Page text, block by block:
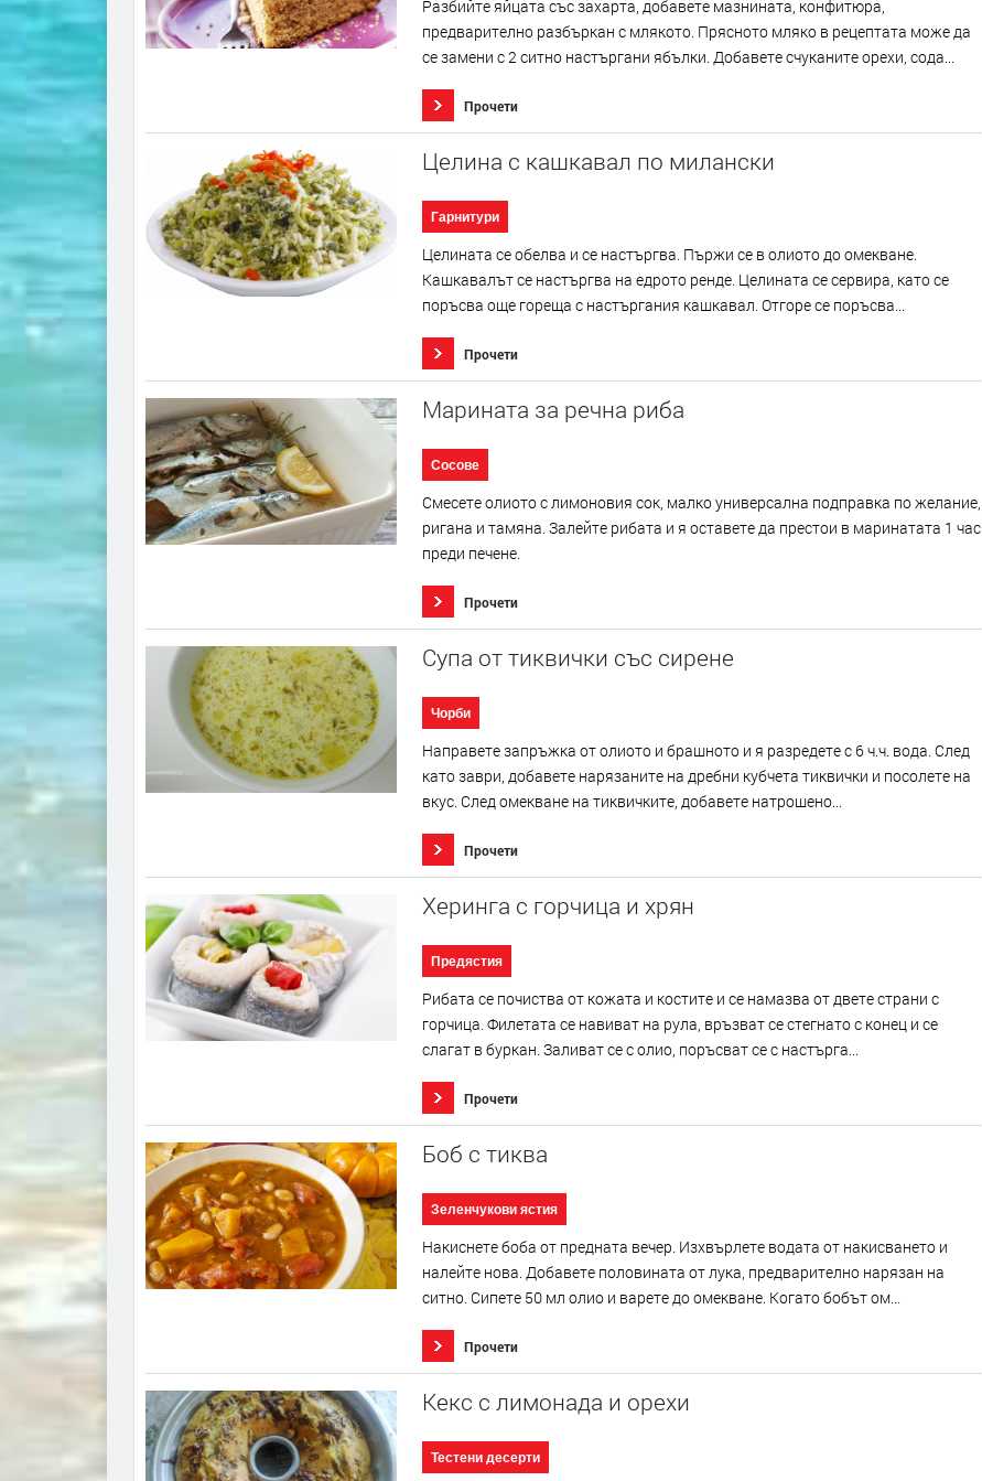
Разбийте яйцата със захарта, добавете мазнината, конфитюра,
предварително разбъркан с млякото. Прясното мляко в рецептата може да
се замени с 2 ситно настъргани ябълки. Добавете счуканите орехи, сода...
Прочети
Целина с кашкавал по милански
Гарнитури
Целината се обелва и се настъргва. Пържи се в олиото до омекване.
Кашкавалът се настъргва на едрото ренде. Целината се сервира, като се
поръсва още гореща с настъргания кашкавал. Отгоре се поръсва...
Прочети
Марината за речна риба
Сосове
Смесете олиото с лимоновия сок, малко универсална подправка по желание,
ригана и тамяна. Залейте рибата и я оставете да престои в маринатата 1 час
преди печене.
Прочети
Супа от тиквички със сирене
Чорби
Направете запръжка от олиото и брашното и я разредете с 6 ч.ч. вода. След
като заври, добавете нарязаните на дребни кубчета тиквички и посолете на
вкус. След омекване на тиквичките, добавете натрошено...
Прочети
Херинга с горчица и хрян
Предястия
Рибата се почиства от кожата и костите и се намазва от двете страни с
горчица. Филетата се навиват на рула, връзват се стегнато с конец и се
слагат в буркан. Заливат се с олио, поръсват се с настърга...
Прочети
Боб с тиква
Зеленчукови ястия
Накиснете боба от предната вечер. Изхвърлете водата от накисването и
налейте нова. Добавете половината от лука, предварително нарязан на
ситно. Сипете 50 мл олио и варете до омекване. Когато бобът ом...
Прочети
Кекс с лимонада и орехи
Тестени десерти